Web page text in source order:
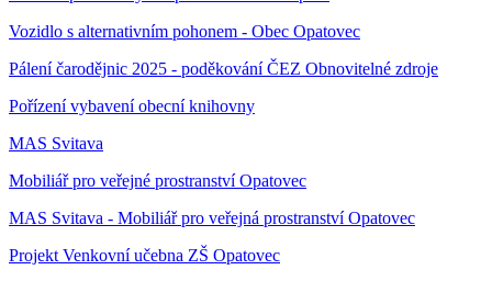
Vozidlo s alternativním pohonem - Obec Opatovec
Pálení čarodějnic 2025 - poděkování ČEZ Obnovitelné zdroje
Pořízení vybavení obecní knihovny
MAS Svitava
Mobiliář pro veřejné prostranství Opatovec
MAS Svitava - Mobiliář pro veřejná prostranství Opatovec
Projekt Venkovní učebna ZŠ Opatovec